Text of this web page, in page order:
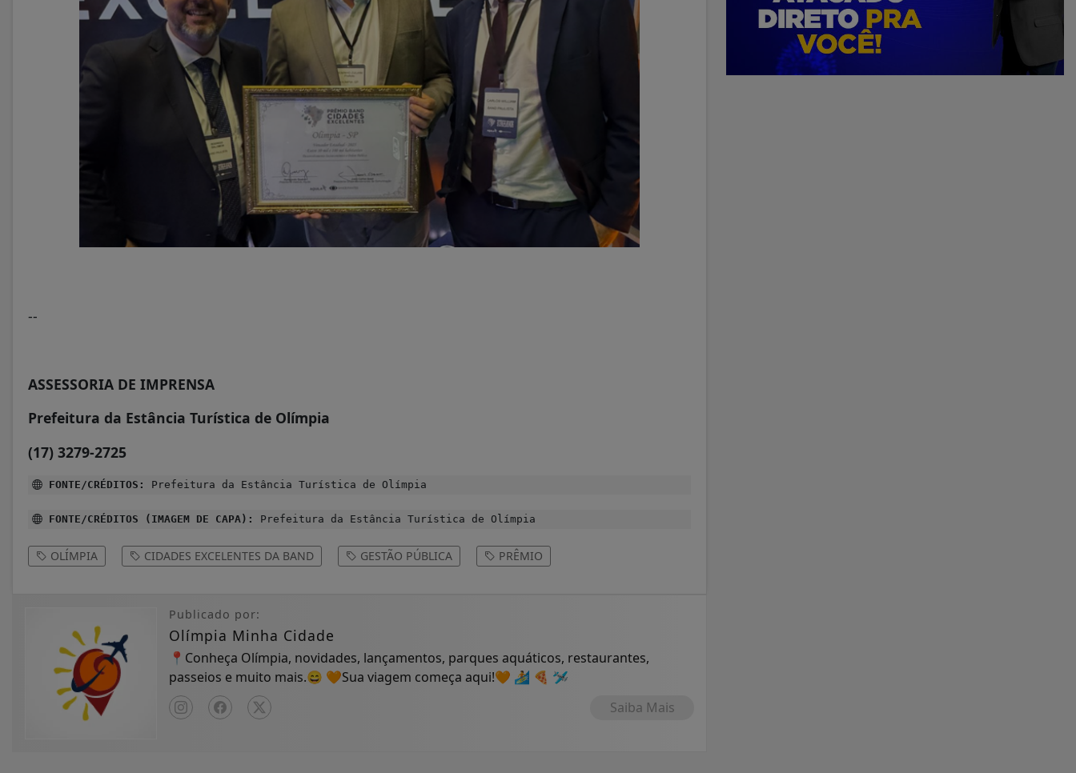
--
ASSESSORIA DE IMPRENSA
Prefeitura da Estância Turística de Olímpia
(17) 3279-2725
FONTE/CRÉDITOS: Prefeitura da Estância Turística de Olímpia
FONTE/CRÉDITOS (IMAGEM DE CAPA): Prefeitura da Estância Turística de Olímpia
OLÍMPIA CIDADES EXCELENTES DA BAND GESTÃO PÚBLICA PRÊMIO
Publicado por:
Olímpia Minha Cidade
📍Conheça Olímpia, novidades, lançamentos, parques aquáticos, restaurantes,
passeios e muito mais.😄 🧡Sua viagem começa aqui!🧡 🏄 🍕 🛩
Saiba Mais